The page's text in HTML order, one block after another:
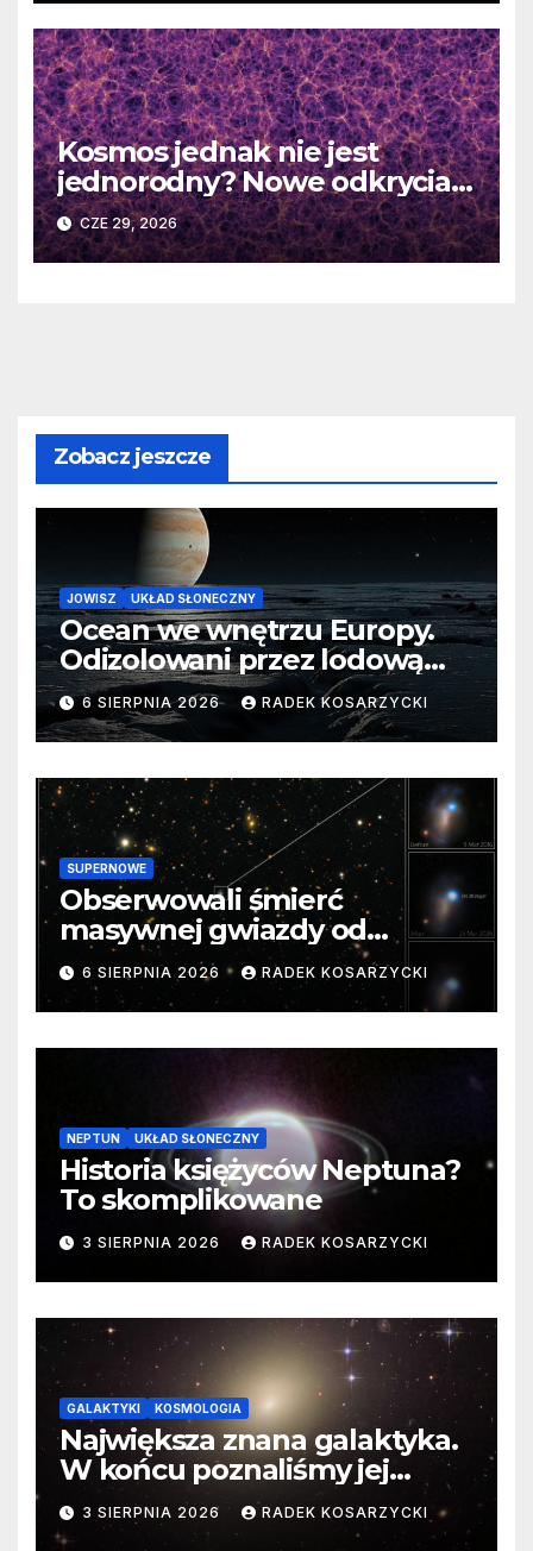
Kosmos jednak nie jest
jednorodny? Nowe odkrycia
DESI burzą fundamentalne
zasady kosmologii
CZE 29, 2026
Zobacz jeszcze
JOWISZ UKŁAD SŁONECZNY
Ocean we wnętrzu Europy.
Odizolowani przez lodową
barierę
6 SIERPNIA 2026 RADEK KOSARZYCKI
SUPERNOWE
Obserwowali śmierć
masywnej gwiazdy od
samego początku. Niezwykle
cenne dane
6 SIERPNIA 2026 RADEK KOSARZYCKI
NEPTUN UKŁAD SŁONECZNY
Historia księżyców Neptuna?
To skomplikowane
3 SIERPNIA 2026 RADEK KOSARZYCKI
GALAKTYKI KOSMOLOGIA
Największa znana galaktyka.
W końcu poznaliśmy jej
faktyczne wymiary
3 SIERPNIA 2026 RADEK KOSARZYCKI